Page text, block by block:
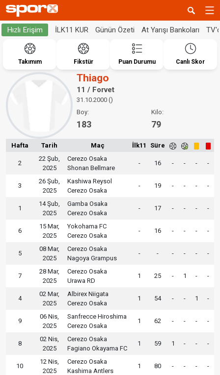
Hızlı Erişim İLK11 KUR Günün Özeti At Yarışı Bankoları
Takımım Fikstür Puan Durumu Canlı Skor
Thiago
11 / Forvet
31.10.2000 ()
Boy:
183
Kilo:
79
Hafta Tarih Maç İlk11 Süre
2
22 Şub,
2025
Cerezo Osaka
Shonan Bellmare
- 16 - - - -
3
26 Şub,
2025
Kashiwa Reysol
Cerezo Osaka
- 19 - - - -
1
14 Şub,
2025
Gamba Osaka
Cerezo Osaka
- 17 - - - -
6
15 Mar,
2025
Yokohama FC
Cerezo Osaka
- 16 - - - -
5
08 Mar,
2025
Cerezo Osaka
Nagoya Grampus
- - - - - -
7
28 Mar,
2025
Cerezo Osaka
Urawa RD
1 25 - 1 - -
4
02 Mar,
2025
Albirex Niigata
Cerezo Osaka
1 54 - - 1 -
9
06 Nis,
2025
Sanfrecce Hiroshima
Cerezo Osaka
1 62 - - - -
8
02 Nis,
2025
Cerezo Osaka
Fagiano Okayama FC
1 59 1 - - -
10
12 Nis,
2025
Cerezo Osaka
Kashima Antlers
1 80 - - - -